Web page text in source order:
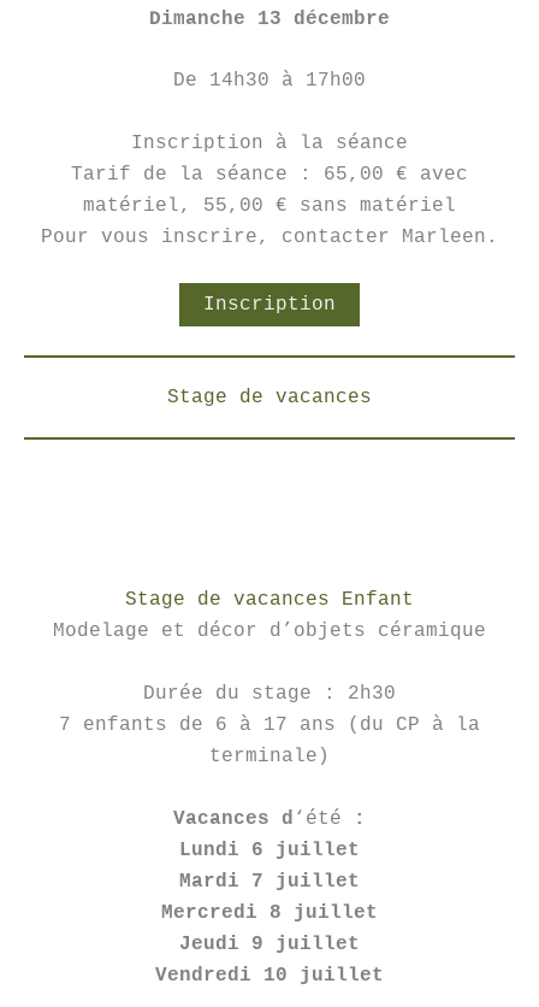
Dimanche 13 décembre
De 14h30 à 17h00
Inscription à la séance
Tarif de la séance : 65,00 € avec
matériel, 55,00 € sans matériel
Pour vous inscrire, contacter Marleen.
Inscription
Stage de vacances
Stage de vacances Enfant
Modelage et décor d’objets céramique
Durée du stage : 2h30
7 enfants de 6 à 17 ans (du CP à la
terminale)
Vacances d ‘été :
Lundi 6 juillet
Mardi 7 juillet
Mercredi 8 juillet
Jeudi 9 juillet
Vendredi 10 juillet